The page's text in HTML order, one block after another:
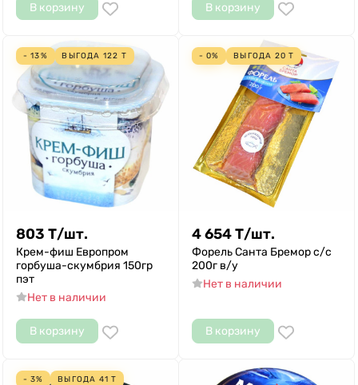
В корзину В корзину
- 13% ВЫГОДА 122 Т
803 Т/шт.
Крем-фиш Европром
горбуша-скумбрия 150гр
пэт
Нет в наличии
В корзину
- 0% ВЫГОДА 20 Т
4 654Т/шт.
Форель Санта Бремор с/с
200г в/у
Нет в наличии
В корзину
- 3% ВЫГОДА 41 Т